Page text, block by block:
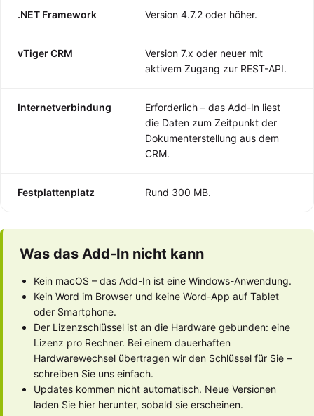
.NET Framework Version 4.7.2 oder höher.
vTiger CRM
Version 7.x oder neuer mit
aktivem Zugang zur REST-API.
Internetverbindung
Erforderlich – das Add-In liest
die Daten zum Zeitpunkt der
Dokumenterstellung aus dem
CRM.
Festplattenplatz Rund 300 MB.
Was das Add-In nicht kann
Kein macOS – das Add-In ist eine Windows-Anwendung.
Kein Word im Browser und keine Word-App auf Tablet
oder Smartphone.
Der Lizenzschlüssel ist an die Hardware gebunden: eine
Lizenz pro Rechner. Bei einem dauerhaften
Hardwarewechsel übertragen wir den Schlüssel für Sie –
schreiben Sie uns einfach.
Updates kommen nicht automatisch. Neue Versionen
laden Sie hier herunter, sobald sie erscheinen.